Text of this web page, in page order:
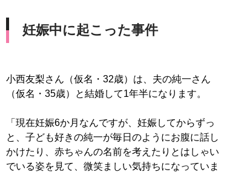
妊娠中に起こった事件
小西友梨さん（仮名・32歳）は、夫の純一さん
（仮名・35歳）と結婚して1年半になります。
「現在妊娠6か月なんですが、妊娠してからずっ
と、子ども好きの純一が毎日のようにお腹に話し
かけたり、赤ちゃんの名前を考えたりとはしゃい
でいる姿を見て、微笑ましい気持ちになっていま